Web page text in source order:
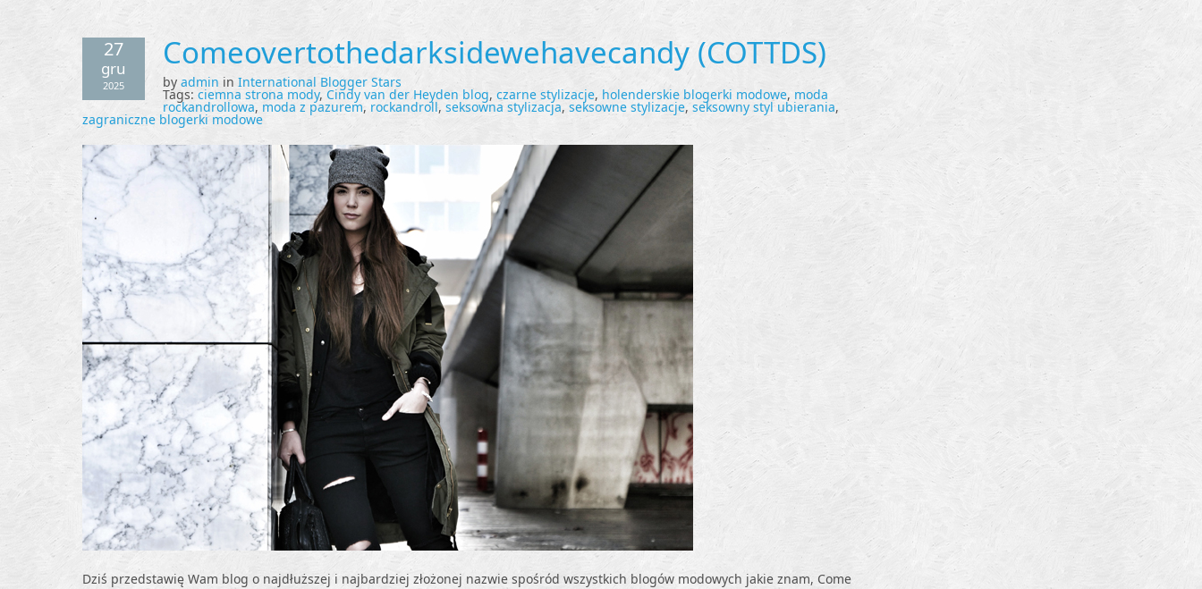
27
gru
2025
Comeovertothedarksidewehavecandy (COTTDS)
by admin in International Blogger Stars
Tags: ciemna strona mody, Cindy van der Heyden blog, czarne stylizacje, holenderskie blogerki modowe, moda
rockandrollowa, moda z pazurem, rockandroll, seksowna stylizacja, seksowne stylizacje, seksowny styl ubierania,
zagraniczne blogerki modowe
Dziś przedstawię Wam blog o najdłuższej i najbardziej złożonej nazwie spośród wszystkich blogów modowych jakie znam, Come